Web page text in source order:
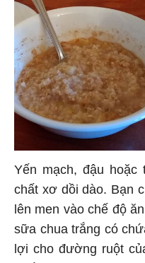
Yến mạch, đậu
chất xơ dồi dào. Bạn
lên men vào chế độ
sữa chua trắng có
lợi cho đường ruột